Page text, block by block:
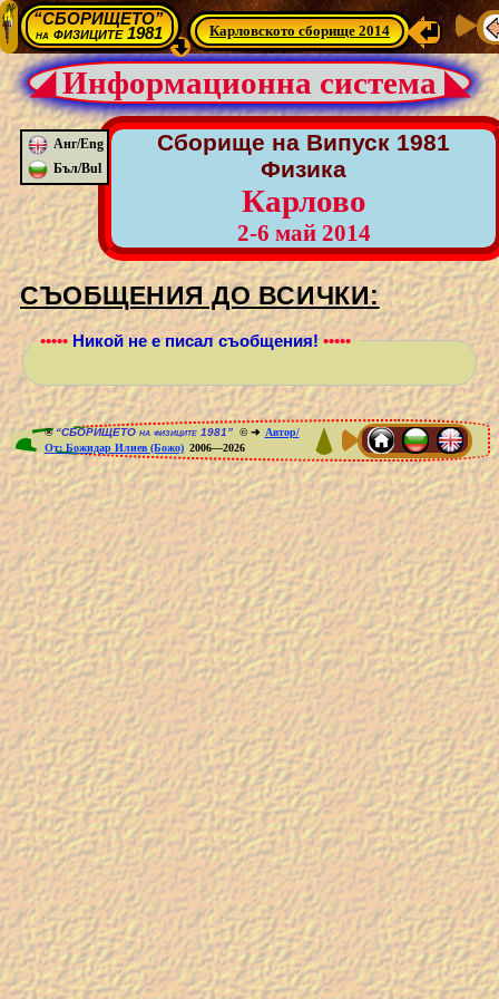
“СБОРИЩЕТО”
нафизиците 1981 Карловското сборище 2014
◢ Информационна система ◣
Анг/Eng
Бъл/Bul
Сборище на Випуск 1981
Физика
Карлово
2-6 май 2014
СЪОБЩЕНИЯ ДО ВСИЧКИ:
••••• Никой не е писал съобщения!•••••
® “СБОРИЩЕТО на физиците 1981”© ➜ Автор/
От: Божидар Илиев (Божо) 2006—2026